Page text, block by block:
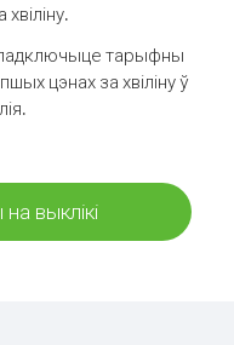
хвіліну.
падключыце тарыфны
цэнах за хвіліну ў
выклікі